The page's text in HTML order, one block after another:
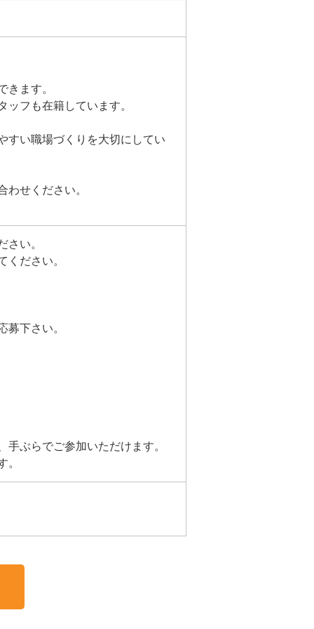
きます。
ッフも在籍しています。
すい職場づくりを大切にしてい
わせください。
さい。
ください。
下さい。
ぶらでご参加いただけます。
。